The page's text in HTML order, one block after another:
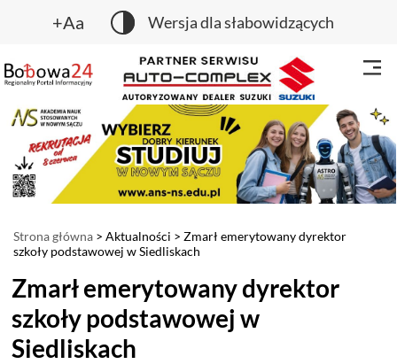
+Aa Wersja dla słabowidzących
Strona główna > Aktualności > Zmarł emerytowany dyrektor
szkoły podstawowej w Siedliskach
Zmarł emerytowany dyrektor
szkoły podstawowej w
Siedliskach